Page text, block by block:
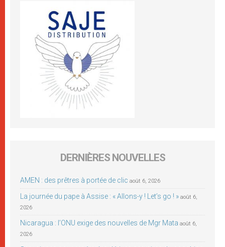
DERNIÈRES NOUVELLES
AMEN : des prêtres à portée de clic août 6, 2026
La journée du pape à Assise : « Allons-y ! Let’s go ! » août 6,
2026
Nicaragua : l’ONU exige des nouvelles de Mgr Mata août 6,
2026